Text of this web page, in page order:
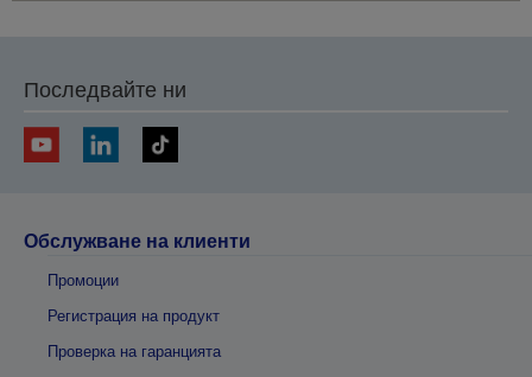
Последвайте ни
Обслужване на клиенти
Промоции
Регистрация на продукт
Проверка на гаранцията